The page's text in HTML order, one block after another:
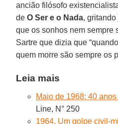
ancião filósofo
deO Ser e o Nada,
que os sonhos nem sempre
Sartre que dizia que
quem morre são sempre os
Leia mais
Maio de 1968: 40
Line, N° 250
1964. Um golpe civil-